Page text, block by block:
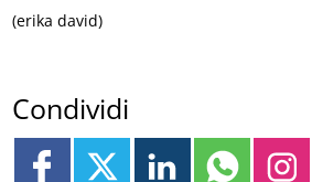
(erika david)
Condividi